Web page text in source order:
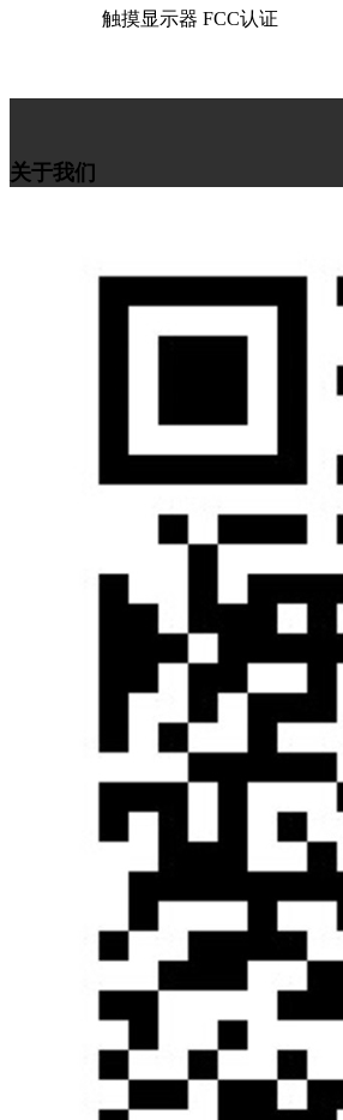
触摸显示器 FCC认证
关于我们